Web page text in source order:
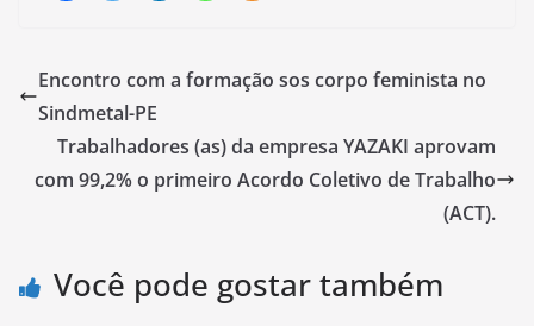
Encontro com a formação sos corpo feminista no
Sindmetal-PE
Trabalhadores (as) da empresa YAZAKI aprovam
com 99,2% o primeiro Acordo Coletivo de Trabalho
(ACT).
Você pode gostar também